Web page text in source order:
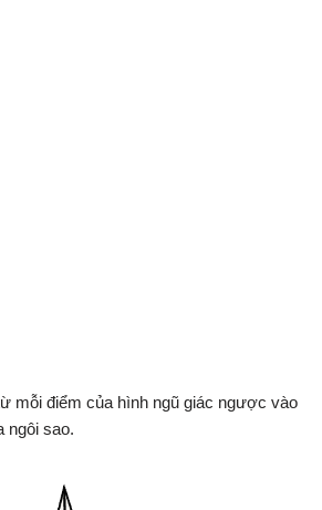
mỗi điểm của hình ngũ giác ngược vào
ngôi sao.